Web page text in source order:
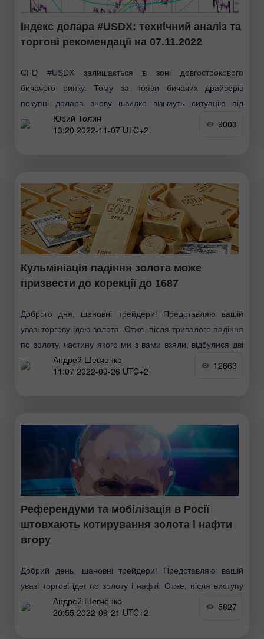
Індекс долара #USDX: технічний аналіз та
торгові рекомендації на 07.11.2022
CFD #USDX залишається в зоні довгострокового
бичачого ринку. Тому за появи бичачих драйверів
покупці долара знову швидко візьмуть ситуацію під
контроль. Зростання CFD #USDX в зону вище за рівень
Юрий Толин
13:20 2022-11-07 UTC+2
9003
Кульмініація падіння золота може
призвести до корекції до 1687
Доброго дня, шановні трейдери! Представляю вашій
увазі торгову ідею золота. Отже, після тривалого падіння
по золоту, частину якого ми з вами взяли, відбулися дві
цікаві події. 1. Сьогодні вночі
Андрей Шевченко
11:07 2022-09-26 UTC+2
12663
Референдуми та мобілізація в Росії
штовхають котирування золота і нафти
вгору
Добрий день, шановні трейдери! Представляю вашій
увазі торгові ідеї по золоту і нафті. Отже, після виступу
президента Росії Путіна про часткову мобілізацію
населення та організацію референдумів в Україні
Андрей Шевченко
20:55 2022-09-21 UTC+2
5827